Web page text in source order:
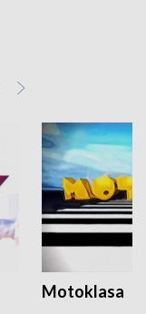
Motoklasa